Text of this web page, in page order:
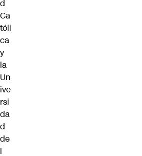
d
Ca
tóli
ca
y
la
Un
ive
rsi
da
d
de
l